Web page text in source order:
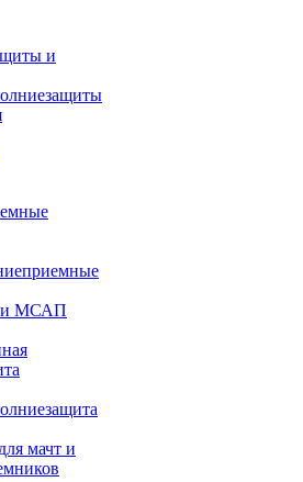
и
МСАП
мачт и